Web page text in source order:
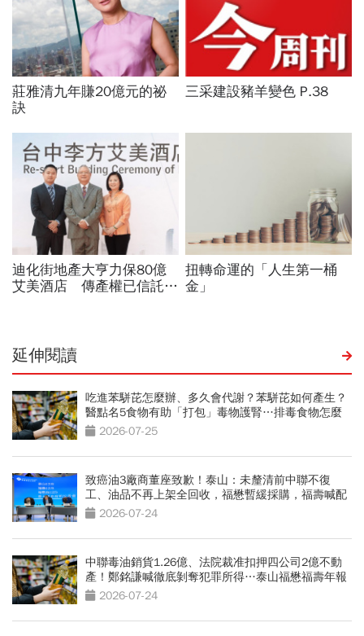
延伸閱讀
吃進苯駢芘怎麼辦、多久會代謝？苯駢芘如何產生？
醫點名5食物有助「打包」毒物護腎…排毒食物怎麼
吃 2026-07-25
致癌油3廠商董座致歉！泰山：未釐清前中聯不復
工、油品不再上架全回收，福懋暫緩採購，福壽喊配
合調查
2026-07-24
中聯毒油銷貨1.26億、法院裁准扣押四公司2億不動
產！鄭銘謙喊徹底剝奪犯罪所得…泰山福懋福壽年報
一窺水多深
2026-07-24